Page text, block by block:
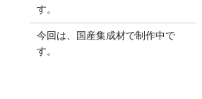
す。
今回は、国産集成材で制作中で
す。